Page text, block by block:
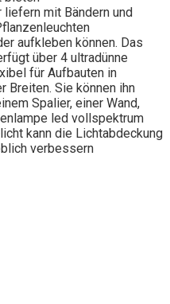
mit Bändern und
aufkleben können. Das
über 4 ultradünne
für Aufbauten in
Breiten. Sie können ihn
Spalier, einer Wand,
led vollspektrum
kann die Lichtabdeckung
verbessern